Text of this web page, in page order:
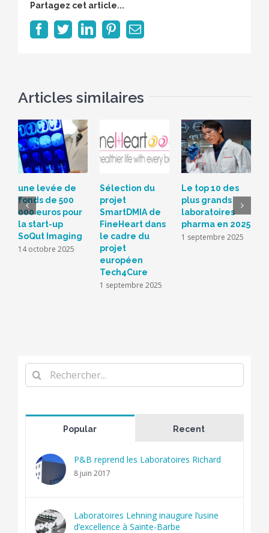
Partagez cet article...
Facebook
TwitterLinkedInPinterest
Email
Articles similaires
une levée de
fonds de 500
000 euros pour
la start-up
SoQut Imaging
14 octobre 2025
Sélection du
projet
SmartDMIA de
FineHeart dans
le cadre du
projet
européen
Tech4Cure
1 septembre 2025
Le top 10 des
plus grands
laboratoires
pharma en 2025
1 septembre 2025
Rechercher
Popular Recent
P&B reprend les Laboratoires Richard
8 juin 2017
Laboratoires Lehning inaugure l’usine
d’excellence à Sainte-Barbe